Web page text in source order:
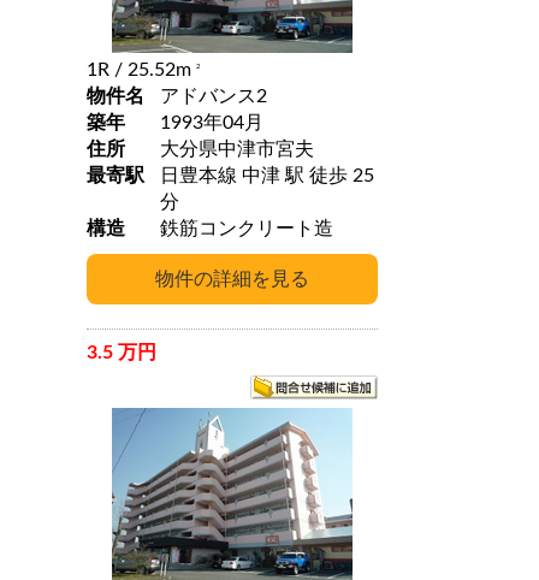
1R / 25.52m 2
物件名
アドバンス2
築年
1993年04月
住所
大分県中津市宮夫
最寄駅
日豊本線 中津 駅 徒歩 25
分
構造
鉄筋コンクリート造
3.5 万円